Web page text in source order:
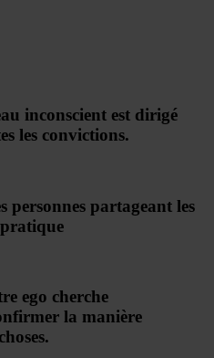
inconscient est dirigé
les convictions.
personnes partageant les
pratique
ego cherche
la manière